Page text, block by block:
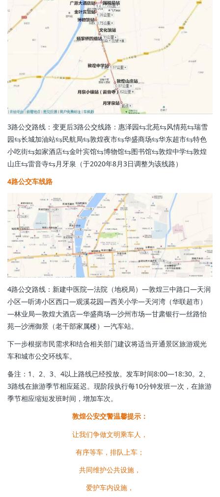
3路公交路线：变更后3路公交线路：惠泽园⇆北苑⇆风情苑⇆瑞雪
园⇆长城加油站⇆民航局⇆敦煌夜市⇆华盛商场⇆华东超市⇆特色
小吃街⇆如家酒店⇆金叶宾馆⇆博物馆⇆图书馆⇆敦煌中学⇆敦煌
山庄⇆雷音寺⇆月牙泉（于2020年8月3日调整为该线路）
4路公交车线路
4路公交路线：新建中医院—法院（地税局）—敦煌三中路口—天润
小区—听涛小区西口—观溪花园—西关小学—天河湾（华联超市）
—林业局—敦煌大酒店—华盛商场—沙州市场—甘肃银行—丝路怡
苑—沙洲御景（老干部家属楼）—汽车站。
下一步根据市民需求和结合相关部门建议将适当开通景区旅游观光
车和城市公交环线车。
备注：1、2、3、4以上路线已经投放。发车时间8:00—18:30。2、
3路线在旅游季节相应延迟。现阶段执行每10分钟发班一次，在旅游
季节相应缩短发班时间，增加车次。
敦煌公安交警温馨提示：
让我们争做文明乘车人，
有序等车，排队上车；
共同维护公共设施，
爱护车内设施，